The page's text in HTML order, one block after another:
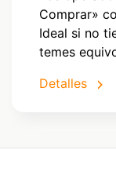
Comprar»
Ideal si no
temes
Detalles